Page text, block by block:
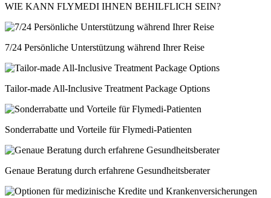
WIE KANN FLYMEDI IHNEN BEHILFLICH SEIN?
7/24 Persönliche Unterstützung während Ihrer Reise
Tailor-made All-Inclusive Treatment Package Options
Sonderrabatte und Vorteile für Flymedi-Patienten
Genaue Beratung durch erfahrene Gesundheitsberater